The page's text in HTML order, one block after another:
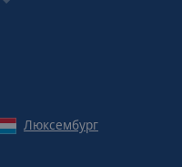
Люксембург